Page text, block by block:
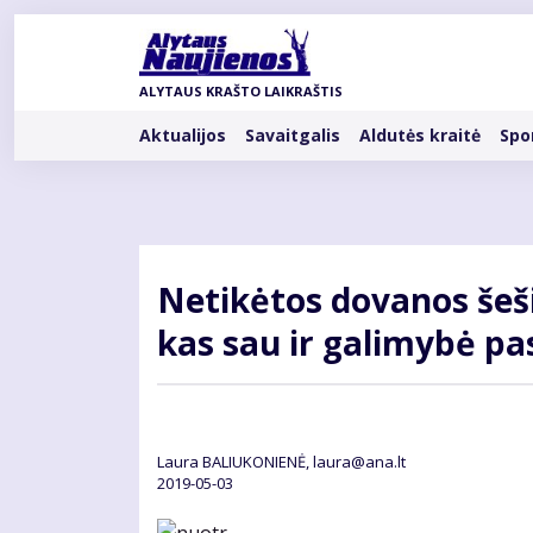
Pereiti
ALYTAUS KRAŠTO LAIKRAŠTIS
Rubrikos
Aktualijos Savaitgalis Aldutės kraitė
Ne­ti­kė­tos do­va­nos
kas sau ir ga­li­my­bė
Laura BALIUKONIENĖ, laura@ana.lt
2019-05-03